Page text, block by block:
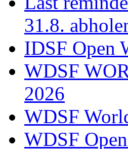
31.8.
IDSF Open
WDSF
2026
WDSF
WDSF